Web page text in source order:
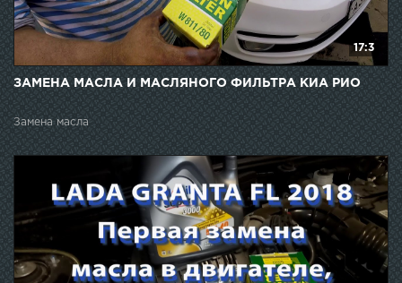
17:3
ЗАМЕНА МАСЛА И МАСЛЯНОГО ФИЛЬТРА КИА РИО
Замена масла